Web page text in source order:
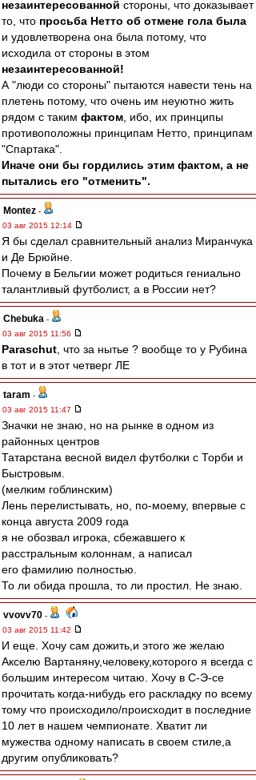
незаинтересованной стороны, что доказывает
то, что просьба Нетто об отмене гола была
и удовлетворена она была потому, что
исходила от стороны в этом
незаинтересованной!
А "люди со стороны" пытаются навести тень на
плетень потому, что очень им неуютно жить
рядом с таким фактом , ибо, их принципы
противоположны принципам Нетто, принципам
"Спартака".
Иначе они бы гордились этим фактом, а не
пытались его "отменить".
Montez -
03 авг 2015 12:14
Я бы сделал сравнительный анализ Миранчука
и Де Брюйне.
Почему в Бельгии может родиться гениально
талантливый футболист, а в России нет?
Chebuka -
03 авг 2015 11:56
Paraschut , что за нытье ? вообще то у Рубина
в тот и в этот четверг ЛЕ
taram -
03 авг 2015 11:47
Значки не знаю, но на рынке в одном из
районных центров
Татарстана весной видел футболки с Торби и
Быстровым.
(мелким гоблинским)
Лень перелистывать, но, по-моему, впервые с
конца августа 2009 года
я не обозвал игрока, сбежавшего к
расстральным колоннам, а написал
его фамилию полностью.
То ли обида прошла, то ли простил. Не знаю.
vvovv70 -
03 авг 2015 11:42
И еще. Хочу сам дожить,и этого же желаю
Акселю Вартаняну,человеку,которого я всегда с
большим интересом читаю. Хочу в С-Э-се
прочитать когда-нибудь его раскладку по всему
тому что происходило/происходит в последние
10 лет в нашем чемпионате. Хватит ли
мужества одному написать в своем стиле,а
другим опубликовать?